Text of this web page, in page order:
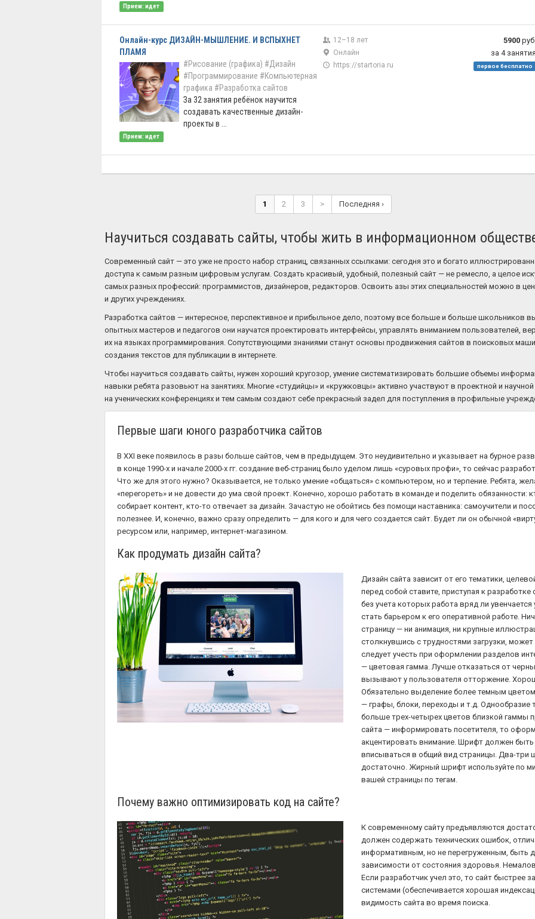
Прием: идет
Онлайн-курс ДИЗАЙН-МЫШЛЕНИЕ. И ВСПЫХНЕТ
ПЛАМЯ
#Рисование (графика) #Дизайн
#Программирование #Компьютерная
графика #Разработка сайтов
За 32 занятия ребёнок научится
создавать качественные дизайн-
проекты в ...
Прием: идет
12–18 лет
Онлайн
https://startoria.ru
5900
за 4 занятия
первое бесплатно
1 2 3 > Последняя ›
Научиться создавать сайты, чтобы жить в информационном
Современный сайт — это уже не просто набор страниц, связанных ссылками: сегодня это и богато
доступа к самым разным цифровым услугам. Создать красивый, удобный, полезный сайт — не ремесло, а целое
самых разных профессий: программистов, дизайнеров, редакторов. Освоить азы этих специальностей можно в
и других учреждениях.
Разработка сайтов — интересное, перспективное и прибыльное дело, поэтому все больше и больше школьников
опытных мастеров и педагогов они научатся проектировать интерфейсы, управлять вниманием пользователей,
их на языках программирования. Сопутствующими знаниями станут основы продвижения сайтов в поисковых
создания текстов для публикации в интернете.
Чтобы научиться создавать сайты, нужен хороший кругозор, умение систематизировать большие объемы
навыки ребята разовьют на занятиях. Многие «студийцы» и «кружковцы» активно участвуют в проектной и
на ученических конференциях и тем самым создают себе прекрасный задел для поступления в профильные
Первые шаги юного разработчика сайтов
В XXI веке появилось в разы больше сайтов, чем в предыдущем. Это неудивительно и указывает на бурное
в конце 1990-х и начале 2000-х гг. создание веб-страниц было уделом лишь «суровых профи», то сейчас
Что же для этого нужно? Оказывается, не только умение «общаться» с компьютером, но и терпение. Ребята,
«перегореть» и не довести до ума свой проект. Конечно, хорошо работать в команде и поделить обязанности:
собирает контент, кто-то отвечает за дизайн. Зачастую не обойтись без помощи наставника: самоучители и
полезнее. И, конечно, важно сразу определить — для кого и для чего создается сайт. Будет ли он обычной
ресурсом или, например, интернет-магазином.
Как продумать дизайн сайта?
Дизайн сайта зависит от его тематики,
перед собой ставите, приступая к
без учета которых работа вряд ли
стать барьером к его оперативной работе.
страницу — ни анимация, ни крупные
столкнувшись с трудностями загрузки,
следует учесть при оформлении разделов
— цветовая гамма. Лучше отказаться от
вызывают у пользователя отторжение.
Обязательно выделение более темным
— графы, блоки, переходы и т.д. Однообразие
больше трех-четырех цветов близкой гаммы
сайта — информировать посетителя, то
акцентировать внимание. Шрифт должен
вписываться в общий вид страницы. Два-три
достаточно. Жирный шрифт используйте по
вашей страницы по тегам.
Почему важно оптимизировать код на сайте?
К современному сайту предъявляются
должен содержать технических ошибок,
информативным, но не перегруженным, быть
зависимости от состояния здоровья.
Если разработчик учел это, то сайт быстрее
системами (обеспечивается хорошая
видимость сайта во время поиска.